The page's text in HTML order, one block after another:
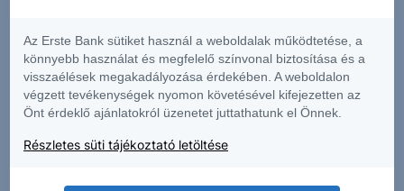
A jelen dokumentumban foglalt információk az Erste Befektetési Zrt.
Az Erste Bank sütiket használ a weboldalak működtetése, a
könnyebb használat és megfelelő színvonal biztosítása és a
visszaélések megakadályozása érdekében. A weboldalon
végzett tevékenységek nyomon követésével kifejezetten az
Önt érdeklő ajánlatokról üzenetet juttathatunk el Önnek.
Részletes süti tájékoztató letöltése